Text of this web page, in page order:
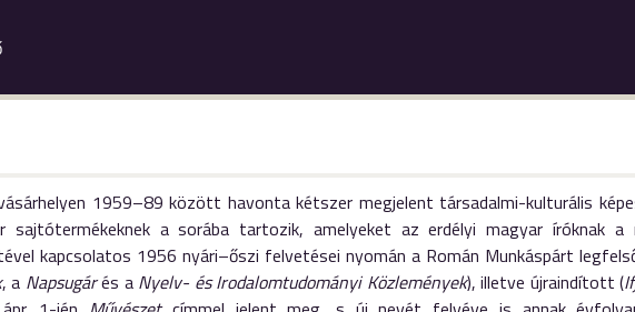
1959–89 között havonta kétszer megjelent társadalmi-kulturális
sajtótermékeknek a sorába tartozik, amelyeket az erdélyi magyar íróknak
kapcsolatos 1956 nyári–őszi felvetései nyomán a Román Munkáspárt
, a Napsugárés a Nyelv- és Irodalomtudományi Közlemények), illetve újraindított (